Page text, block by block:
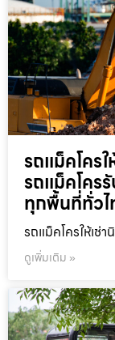
รถแม็คโคร
รถแม็คโคร
ทุกพื้นที่ทั่วไ
รถแม็คโครให้เช่
ดูเพิ่มเติม »